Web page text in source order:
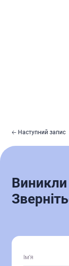
🡠 Наступний запис
Ім’я